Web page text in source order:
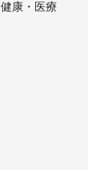
健康・医療